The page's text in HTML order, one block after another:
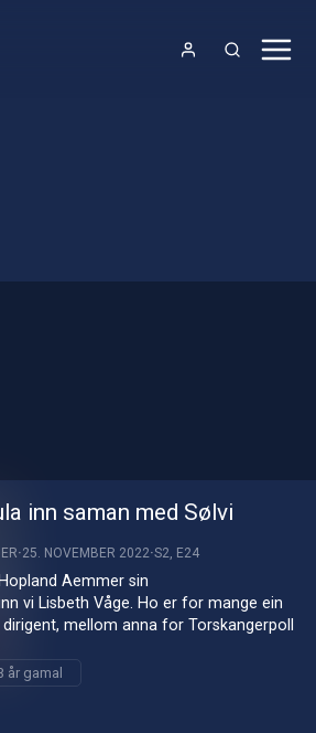
inn saman med Sølvi
25. NOVEMBER 2022 S2, E24
Aemmer sin
vi Lisbeth Våge. Ho er for mange ein
mellom anna for Torskangerpoll
år gamal